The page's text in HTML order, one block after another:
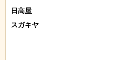
日高屋
スガキヤ